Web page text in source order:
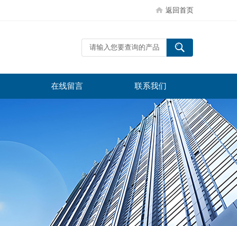
返回首页
在线留言 联系我们